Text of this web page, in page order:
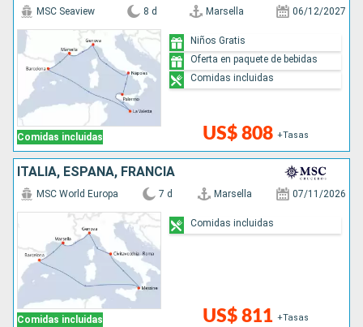
Comidas incluidas
MSC Seaview 8 d Marsella 06/12/2027
US$ 808 +Tasas
Niños Gratis
Oferta en paquete de bebidas
Comidas incluidas
ITALIA, ESPAÑA, FRANCIA
Comidas incluidas
MSC World Europa 7 d Marsella 07/11/2026
US$ 811 +Tasas
Comidas incluidas